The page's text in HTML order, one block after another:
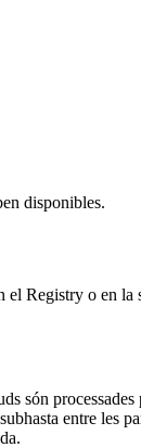
disponibles.
Registry o
són
entre